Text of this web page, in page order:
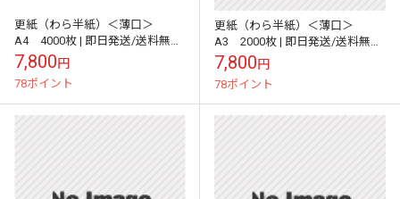
更紙（わら半紙）＜薄口＞
A4 4000枚 | 即日発送/送料無料
| サイズ変更可 |
7,800円
78ポイント
更紙（わら半紙）＜薄口＞
A3 2000枚 | 即日発送/送料無料
| サイズ変更可 |
7,800円
78ポイント